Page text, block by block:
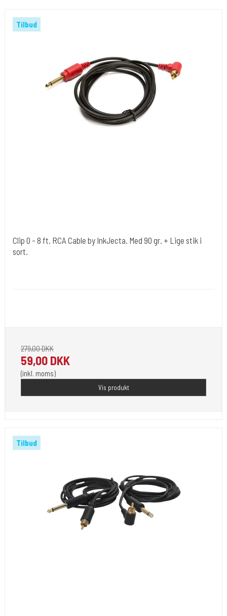
Tilbud
Clip 0 - 8 ft. RCA Cable by InkJecta. Med 90 gr. + Lige stik i
sort.
279,00 DKK
59,00 DKK
(inkl. moms)
Vis produkt
Tilbud